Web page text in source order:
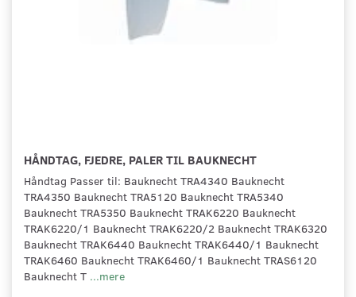
HÅNDTAG, FJEDRE, PALER TIL BAUKNECHT
Håndtag Passer til: Bauknecht TRA4340 Bauknecht
TRA4350 Bauknecht TRA5120 Bauknecht TRA5340
Bauknecht TRA5350 Bauknecht TRAK6220 Bauknecht
TRAK6220/1 Bauknecht TRAK6220/2 Bauknecht TRAK6320
Bauknecht TRAK6440 Bauknecht TRAK6440/1 Bauknecht
TRAK6460 Bauknecht TRAK6460/1 Bauknecht TRAS6120
Bauknecht T ...mere